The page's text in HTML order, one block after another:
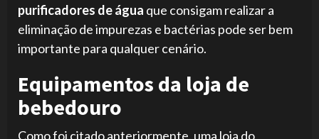
purificadores de água que consigam realizar a
eliminação de impurezas e bactérias pode ser bem
importante para qualquer cenário.
Equipamentos da loja de
bebedouro
Como foi citado anteriormente, uma loja do